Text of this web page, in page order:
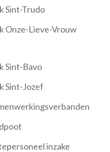
Sint-Trudo
Onze-Lieve-Vrouw
Sint-Bavo
Sint-Jozef
inzake